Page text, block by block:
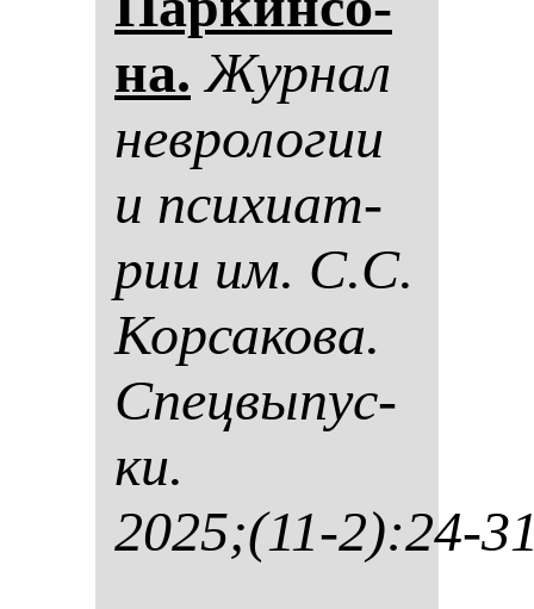
на. Жур­нал
нев­ро­ло­гии
и пси­хи­ат­
рии им. С.С.
Кор­са­ко­ва.
Спец­вы­пус­
ки.
2025;(11-2):24-